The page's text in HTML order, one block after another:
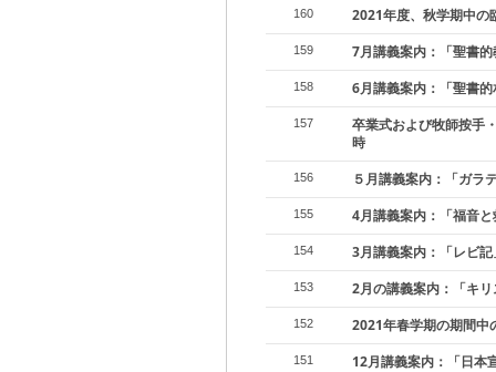
160 2021年度、秋学期中の
159 7月講義案内：「聖書
158 6月講義案内：「聖書
157
卒業式および牧師按手
時
156 ５月講義案内：「ガラ
155 4月講義案内：「福音
154 3月講義案内：「レビ
153 2月の講義案内：「キ
152 2021年春学期の期間中
151 12月講義案内：「日本